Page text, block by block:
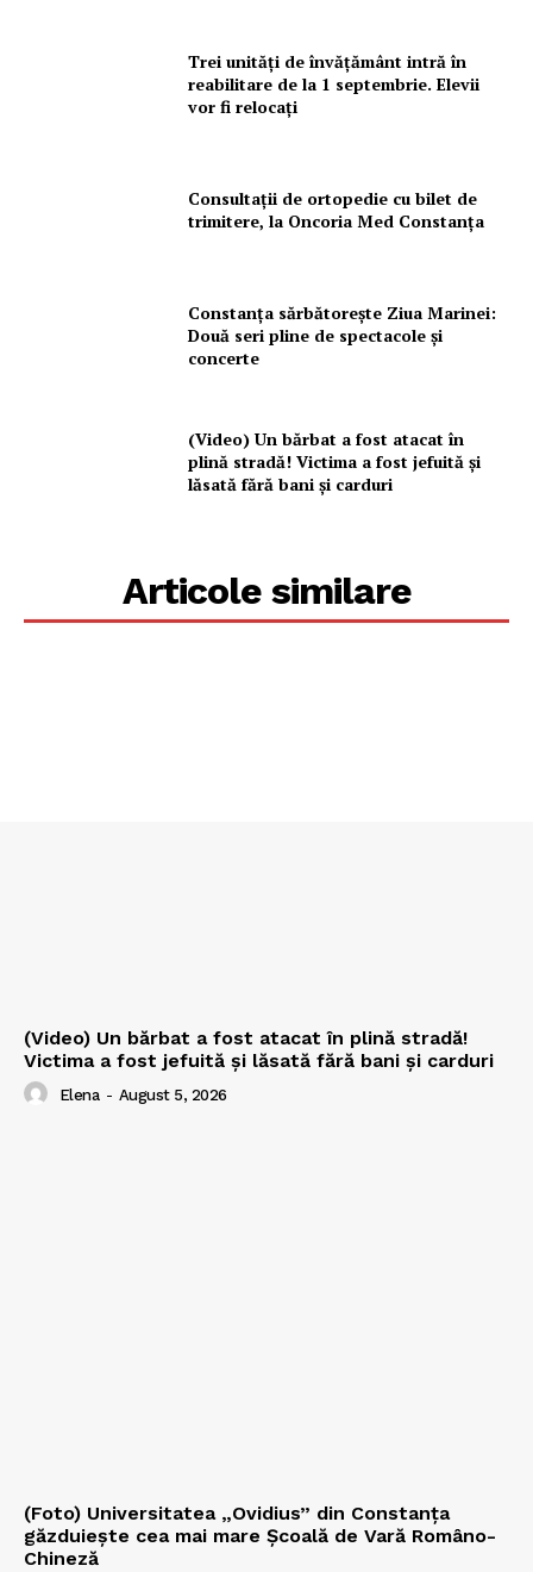
Trei unități de învățământ intră în
reabilitare de la 1 septembrie. Elevii
vor fi relocați
Consultații de ortopedie cu bilet de
trimitere, la Oncoria Med Constanța
Constanța sărbătorește Ziua Marinei:
Două seri pline de spectacole și
concerte
(Video) Un bărbat a fost atacat în
plină stradă! Victima a fost jefuită și
lăsată fără bani și carduri
Articole similare
(Video) Un bărbat a fost atacat în plină stradă!
Victima a fost jefuită și lăsată fără bani și carduri
Elena - August 5, 2026
(Foto) Universitatea „Ovidius” din Constanța
găzduiește cea mai mare Școală de Vară Româno-
Chineză